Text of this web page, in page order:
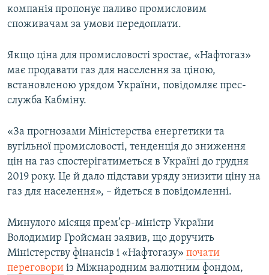
компанія пропонує паливо промисловим
споживачам за умови передоплати.
Якщо ціна для промисловості зростає, «Нафтогаз»
має продавати газ для населення за ціною,
встановленою урядом України, повідомляє прес-
служба Кабміну.
«За прогнозами Міністерства енергетики та
вугільної промисловості, тенденція до зниження
цін на газ спостерігатиметься в Україні до грудня
2019 року. Це й дало підстави уряду знизити ціну на
газ для населення», – йдеться в повідомленні.
Минулого місяця прем’єр-міністр України
Володимир Гройсман заявив, що доручить
Міністерству фінансів і «Нафтогазу» почати
переговори із Міжнародним валютним фондом,